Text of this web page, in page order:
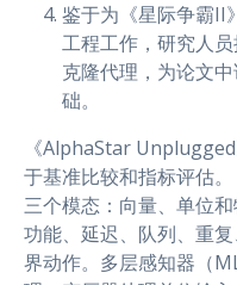
鉴于为《星际争霸II
工程工作，研究人
克隆代理，为论文
础。
《AlphaStar
于基准比较和指标评估
三个模态：向量、单位
功能、延迟、队列、重
界动作。多层感知器（